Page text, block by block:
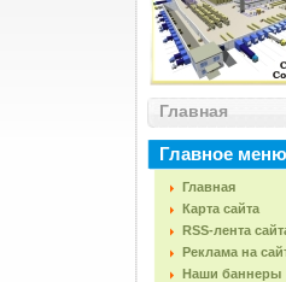
Главная
Главное меню
Главная
Карта сайта
RSS-лента
Реклама на
Наши баннеры